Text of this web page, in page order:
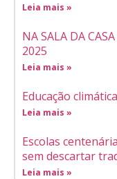
Leia mais »
NA SALA DA
2025
Leia mais »
Educação
Leia mais »
Escolas
sem descartar
Leia mais »